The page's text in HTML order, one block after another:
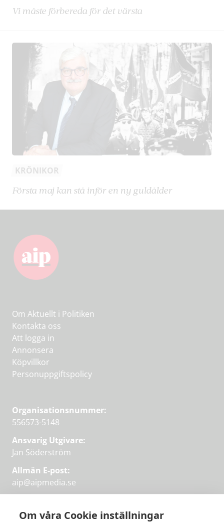
Om våra Cookie inställningar
Vi måste förbereda för det värsta
KRÖNIKOR
Första maj kan stå inför en ny guldålder
Om Aktuellt i Politiken
Kontakta oss
Att logga in
Annonsera
Köpvillkor
Personuppgiftspolicy
Organisationsnummer:
556573-5148
Ansvarig Utgivare:
Jan Söderström
Allmän E-post:
aip@aipmedia.se
aip@flowyinfo.seeller 08-1210 60 40.